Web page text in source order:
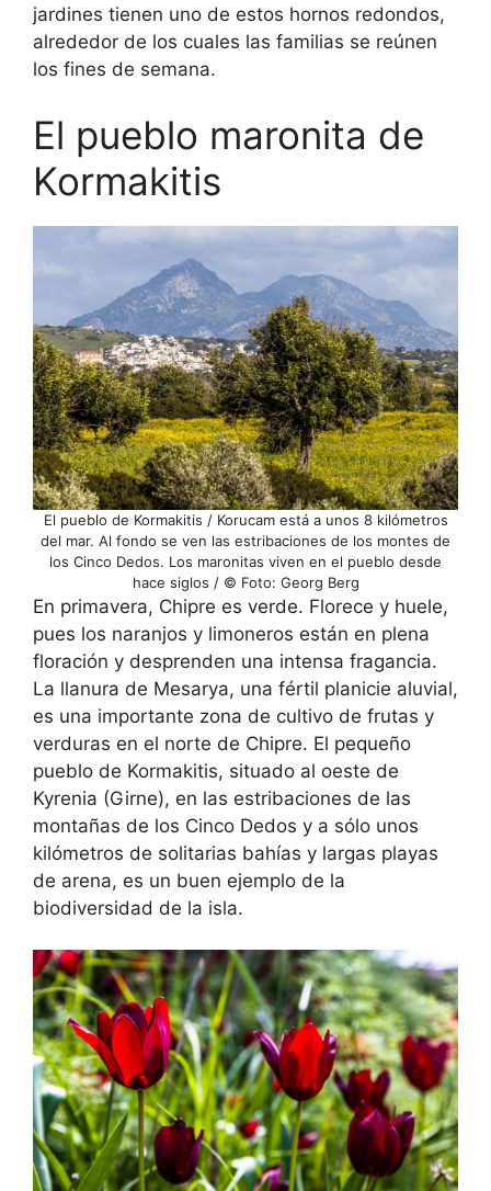
jardines tienen uno de estos hornos redondos,
alrededor de los cuales las familias se reúnen
los fines de semana.
El pueblo maronita de
Kormakitis
El pueblo de Kormakitis / Korucam está a unos 8 kilómetros
del mar. Al fondo se ven las estribaciones de los montes de
los Cinco Dedos. Los maronitas viven en el pueblo desde
hace siglos / © Foto: Georg Berg
En primavera, Chipre es verde. Florece y huele,
pues los naranjos y limoneros están en plena
floración y desprenden una intensa fragancia.
La llanura de Mesarya, una fértil planicie aluvial,
es una importante zona de cultivo de frutas y
verduras en el norte de Chipre. El pequeño
pueblo de Kormakitis, situado al oeste de
Kyrenia (Girne), en las estribaciones de las
montañas de los Cinco Dedos y a sólo unos
kilómetros de solitarias bahías y largas playas
de arena, es un buen ejemplo de la
biodiversidad de la isla.